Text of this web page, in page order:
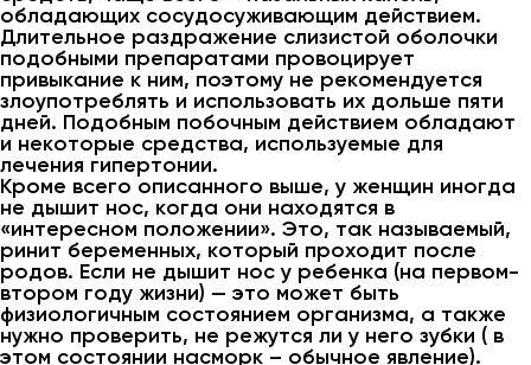
обладающих сосудосуживающим действием.
Длительное раздражение слизистой оболочки
подобными препаратами провоцирует
привыкание к ним, поэтому не рекомендуется
злоупотреблять и использовать их дольше пяти
дней. Подобным побочным действием обладают
и некоторые средства, используемые для
лечения гипертонии.
Кроме всего описанного выше, у женщин иногда
не дышит нос, когда они находятся в
«интересном положении». Это, так называемый,
ринит беременных, который проходит после
родов. Если не дышит нос у ребенка (на первом-
втором году жизни) — это может быть
физиологичным состоянием организма, а также
нужно проверить, не режутся ли у него зубки ( в
этом состоянии насморк – обычное явление).